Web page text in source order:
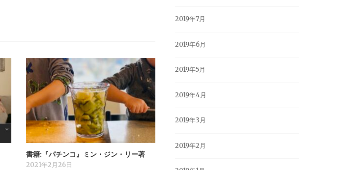
書籍:『パチンコ』ミン・ジン・リー著
2021年2月26日
2019年7月
2019年6月
2019年5月
2019年4月
2019年3月
2019年2月